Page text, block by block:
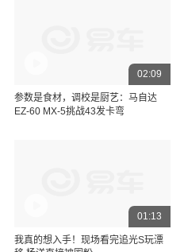
02:09
参数是食材，调校是厨艺：马自达
EZ-60 MX-5挑战43发卡弯
01:13
我真的想入手！现场看完追光S玩漂